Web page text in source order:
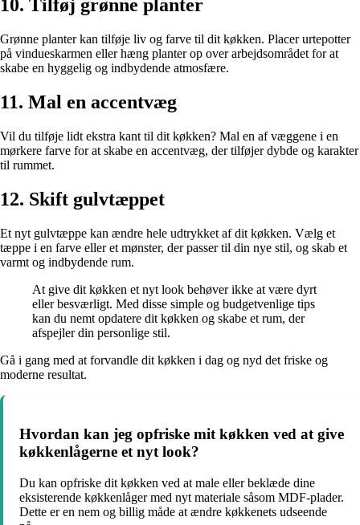
10. Tilføj grønne planter
Grønne planter kan tilføje liv og farve til dit køkken. Placer urtepotter
på vindueskarmen eller hæng planter op over arbejdsområdet for at
skabe en hyggelig og indbydende atmosfære.
11. Mal en accentvæg
Vil du tilføje lidt ekstra kant til dit køkken? Mal en af væggene i en
mørkere farve for at skabe en accentvæg, der tilføjer dybde og karakter
til rummet.
12. Skift gulvtæppet
Et nyt gulvtæppe kan ændre hele udtrykket af dit køkken. Vælg et
tæppe i en farve eller et mønster, der passer til din nye stil, og skab et
varmt og indbydende rum.
At give dit køkken et nyt look behøver ikke at være dyrt
eller besværligt. Med disse simple og budgetvenlige tips
kan du nemt opdatere dit køkken og skabe et rum, der
afspejler din personlige stil.
Gå i gang med at forvandle dit køkken i dag og nyd det friske og
moderne resultat.
Hvordan kan jeg opfriske mit køkken ved at give
køkkenlågerne et nyt look?
Du kan opfriske dit køkken ved at male eller beklæde dine
eksisterende køkkenlåger med nyt materiale såsom MDF-plader.
Dette er en nem og billig måde at ændre køkkenets udseende